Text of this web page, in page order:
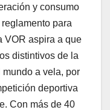
y consumo
para
VOR aspira a que
distintivos de la
a vela, por
deportiva
Con más de 40